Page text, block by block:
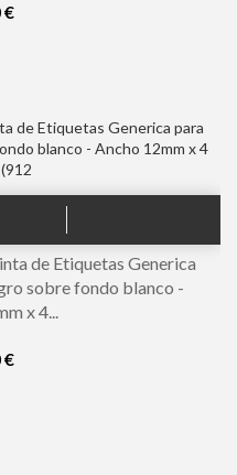
€
de Etiquetas Generica
sobre fondo blanco -
x 4...
€